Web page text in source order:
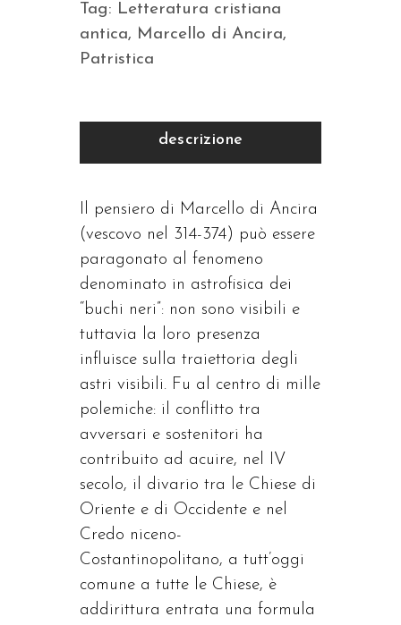
Tag: Letteratura cristiana
antica, Marcello di Ancira,
Patristica
descrizione
Il pensiero di Marcello di Ancira
(vescovo nel 314-374) può essere
paragonato al fenomeno
denominato in astrofisica dei
“buchi neri”: non sono visibili e
tuttavia la loro presenza
influisce sulla traiettoria degli
astri visibili. Fu al centro di mille
polemiche: il conflitto tra
avversari e sostenitori ha
contribuito ad acuire, nel IV
secolo, il divario tra le Chiese di
Oriente e di Occidente e nel
Credo niceno-
Costantinopolitano, a tutt’oggi
comune a tutte le Chiese, è
addirittura entrata una formula